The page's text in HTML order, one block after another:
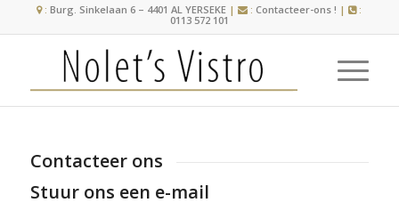
:Burg. Sinkelaan 6 – 4401 AL YERSEKE | :Contacteer-ons ! | :
0113 572 101
Contacteer ons
Stuur ons een e-mail